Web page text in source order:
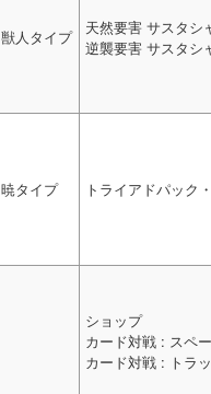
獣人タイプ
天然要害 サスタシ
逆襲要害 サスタシ
暁タイプ トライアドパック
ショップ
カード対戦 : スペ
カード対戦 : トラ